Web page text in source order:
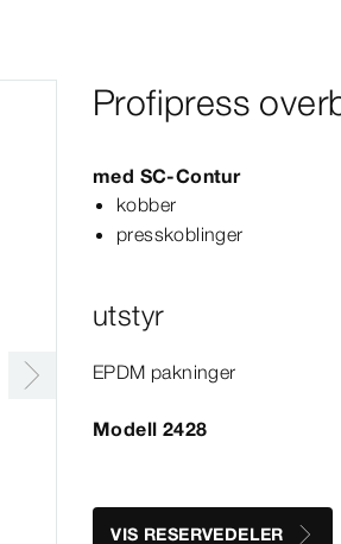
Profipress
med SC‑Contur
kobber
presskoblinger
utstyr
EPDM pakninger
Modell 2428
VIS RESERVEDELER